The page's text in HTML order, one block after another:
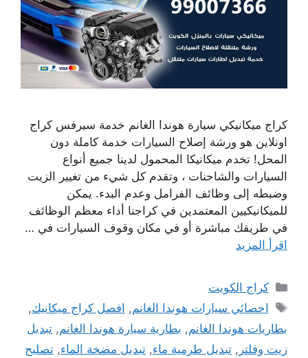
كراج ميكانيكي سيارة هوندا الغانم خدمة سيرفس كراج
اونلاين هو ورشة إصلاح السيارات خدمة كاملة دون
المحل! تخدم ميكانيكا المحمول لدينا جميع أنواع
السيارات والشاحنات ، وتقدم كل شيء من تغيير الزيت
وضبطه إلى وظائف الفرامل وعدم البدء. يمكن
للميكانيكيين المعتمدين في كراجنا أداء معظم الوظائف
في طريقك مباشرة أو في مكان وقوف السيارات في …
اقرأ المزيد
التصنيفات
كراج الكويت
الوسوم
اخصائي سيارات هوندا الغانم, افصل كراج ميكانيك,
بطاريات هوندا الغانم, بطارية سيارة هوندا الغانم, تبديل
زيت وفلتر , تبديل طرمية ماء, تبديل مضخة الماء, تصليح